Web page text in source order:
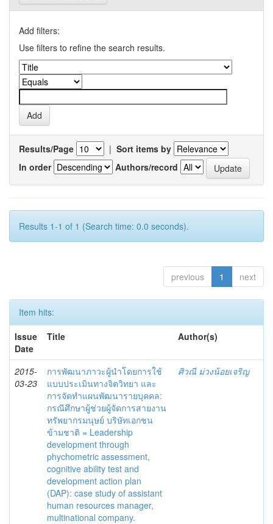
Add filters:
Use filters to refine the search results.
Results/Page | Sort items by
In order
Authors/record
Results 1-1 of 1 (Search time: 0.0 seconds).
previous 1 next
Item hits:
Issue
Date
Title Author(s)
2015-
03-23
การพัฒนาภาวะผู้นำโดยการใช้
แบบประเมินทางจิตวิทยา และ
การจัดทำแผนพัฒนารายบุคคล:
กรณีศึกษาผู้ช่วยผู้จัดการสายงาน
ทรัพยากรมนุษย์ บริษัทเอกชน
ข้ามชาติ = Leadership
development through
phychometric assessment,
cognitive ability test and
development action plan
(DAP): case study of assistant
human resources manager,
multinational company.
ศิวณี ม่วงน้อยเจริญ